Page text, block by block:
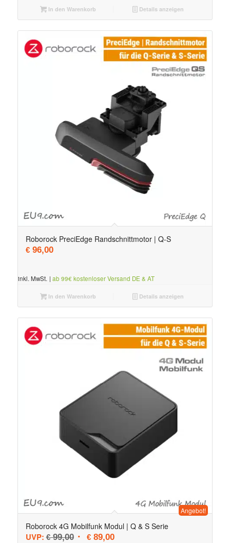
In den Warenkorb Details anzeigen
Roborock PreciEdge Randschnittmotor | Q-S
€96,00
inkl. MwSt. | ab 99€ kostenloser Versand DE & AT
In den Warenkorb Details anzeigen
Roborock 4G Mobilfunk Modul | Q & S Serie
UVP: €99,00 Ursprünglicher Preis war: € 99,00
€89,00Aktueller Preis ist: € 89,00.
Angebot!